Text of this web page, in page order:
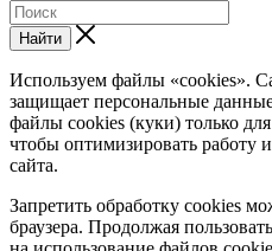
Найти
Используем файлы «cookies».
защищает персональные
файлы cookies (куки) только
чтобы оптимизировать работу
сайта.
Запретить обработку cookies
браузера. Продолжая